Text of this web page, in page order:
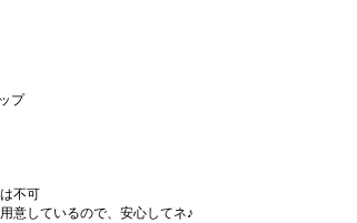
プ
不可
意しているので、安心してネ♪